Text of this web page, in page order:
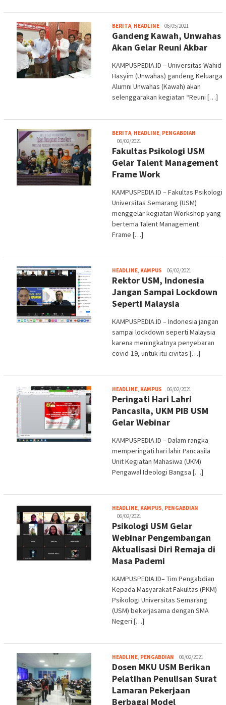
BERITA, HEADLINEAdi
S.
06/05/2021
Gandeng Kawah, Unwahas
Akan Gelar Reuni Akbar
KAMPUSPEDIA.ID – Universitas Wahid
Hasyim (Unwahas) gandeng Keluarga
Alumni Unwahas (Kawah) akan
selenggarakan kegiatan “Reuni […]
BERITA, HEADLINE, PENGABDIAN
06/02/2021
Fakultas Psikologi USM
Gelar Talent Management
Frame Work
KAMPUSPEDIA.ID – Fakultas Psikologi
Universitas Semarang (USM)
menggelar kegiatan Workshop yang
bertema Talent Management
Frame […]
HEADLINE, KAMPUS Adi
S.
06/02/2021
Rektor USM, Indonesia
Jangan Sampai Lockdown
Seperti Malaysia
KAMPUSPEDIA.ID – Indonesia jangan
sampai lockdown seperti Malaysia
karena meningkatnya penyebaran
covid-19, untuk itu civitas […]
HEADLINE, KAMPUS Adi
S.
06/02/2021
Peringati Hari Lahri
Pancasila, UKM PIB USM
Gelar Webinar
KAMPUSPEDIA.ID – Dalam rangka
memperingati hari lahir Pancasila
Unit Kegiatan Mahasiwa (UKM)
Pengawal Ideologi Bangsa […]
HEADLINE, KAMPUS, PENGABDIAN
06/02/2021
Psikologi USM Gelar
Webinar Pengembangan
Aktualisasi Diri Remaja di
Masa Pademi
KAMPUSPEDIA.ID– Tim Pengabdian
Kepada Masyarakat Fakultas (PKM)
Psikologi Universitas Semarang
(USM) bekerjasama dengan SMA
Negeri […]
HEADLINE, PENGABDIAN Adi
S.
06/02/2021
Dosen MKU USM Berikan
Pelatihan Penulisan Surat
Lamaran Pekerjaan
Berbagai Model